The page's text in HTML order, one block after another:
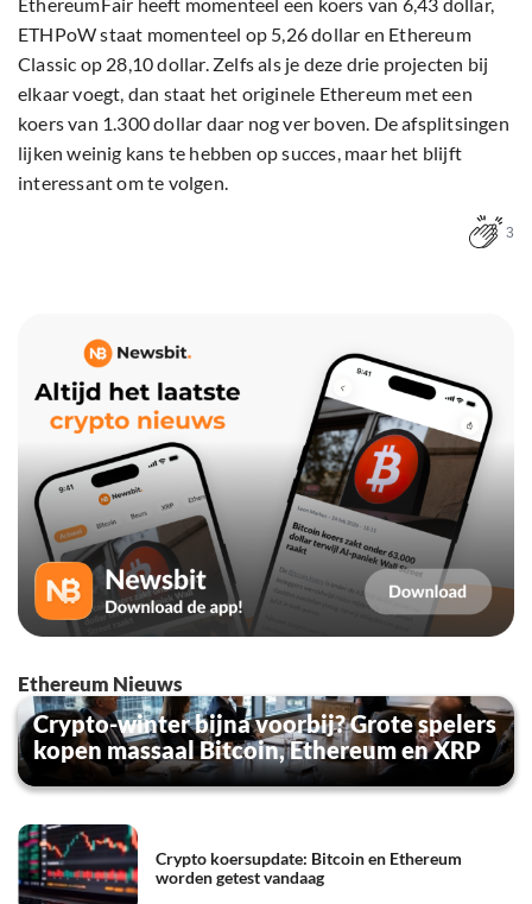
ETHPoW staat momenteel op 5,26 dollar en Ethereum
Classic op 28,10 dollar. Zelfs als je deze drie projecten bij
elkaar voegt, dan staat het originele Ethereum met een
koers van 1.300 dollar daar nog ver boven. De afsplitsingen
lijken weinig kans te hebben op succes, maar het blijft
interessant om te volgen.
3
Ethereum Nieuws
Crypto-winter bijna voorbij? Grote spelers
kopen massaal Bitcoin, Ethereum en XRP
Crypto koersupdate: Bitcoin en Ethereum
worden getest vandaag